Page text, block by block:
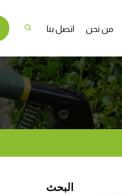
من نحن اتصل بنا
البحث